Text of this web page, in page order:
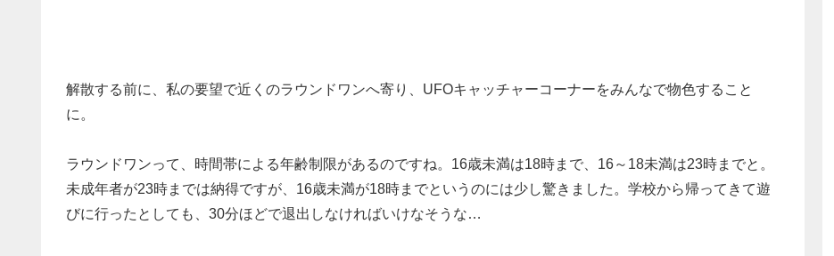
解散する前に、私の要望で近くのラウンドワンへ寄り、UFOキャッチャーコーナーをみんなで物色すること
に。
ラウンドワンって、時間帯による年齢制限があるのですね。16歳未満は18時まで、16～18未満は23時までと。
未成年者が23時までは納得ですが、16歳未満が18時までというのには少し驚きました。学校から帰ってきて遊
びに行ったとしても、30分ほどで退出しなければいけなそうな…